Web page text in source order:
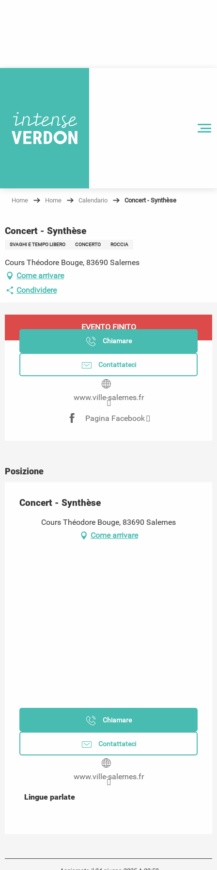
Home Home Calendario Concert - Synthèse
Concert - Synthèse
SVAGHI E TEMPO LIBERO CONCERTO ROCCIA
Cours Théodore Bouge, 83690 Salernes
Come arrivare
Condividere
EVENTO FINITO
Chiamare
Contattateci
www.ville-salernes.fr
Pagina Facebook
Posizione
Concert - Synthèse
Cours Théodore Bouge, 83690 Salernes
Come arrivare
Chiamare
Contattateci
www.ville-salernes.fr
Lingue parlate
Lingue parlate